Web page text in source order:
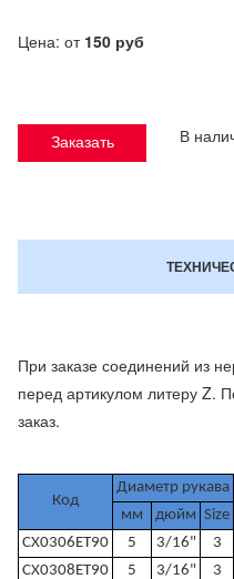
Цена: от 150 руб
Заказать В
При заказе соединений из
перед артикулом литеру Z.
заказ.
Код
Диаметр рукава
мм
дюйм Size
CX0306ET90
5 3/16" 3
CX0308ET90
5 3/16" 3